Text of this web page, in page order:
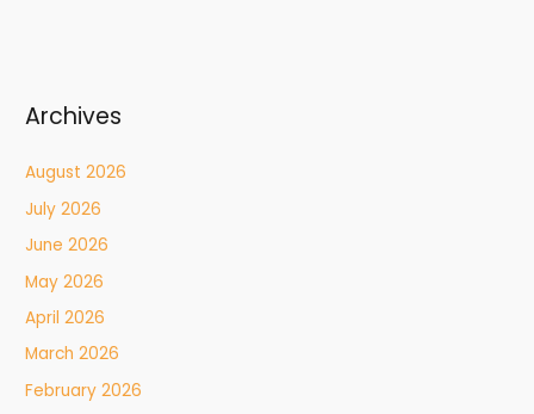
Archives
August 2026
July 2026
June 2026
May 2026
April 2026
March 2026
February 2026